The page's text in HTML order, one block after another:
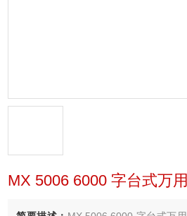
MX 5006 6000 字台式万